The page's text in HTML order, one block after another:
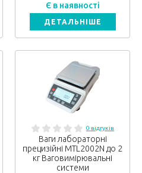
Є в наявності
ДЕТАЛЬНІШЕ
0 відгуків
Ваги лабораторні
прецизійні MTL2002N до 2
кг Ваговимірювальні
системи